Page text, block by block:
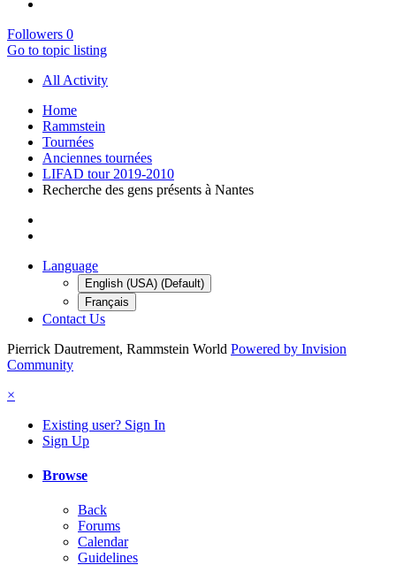
Followers 0
Go to topic listing
All Activity
Home
Rammstein
Tournées
Anciennes tournées
LIFAD tour 2019-2010
Recherche des gens présents à Nantes
Language
English (USA) (Default)
Français
Contact Us
Pierrick Dautrement, Rammstein World Powered by Invision
Community
×
Existing user? Sign In
Sign Up
Browse
Back
Forums
Calendar
Guidelines